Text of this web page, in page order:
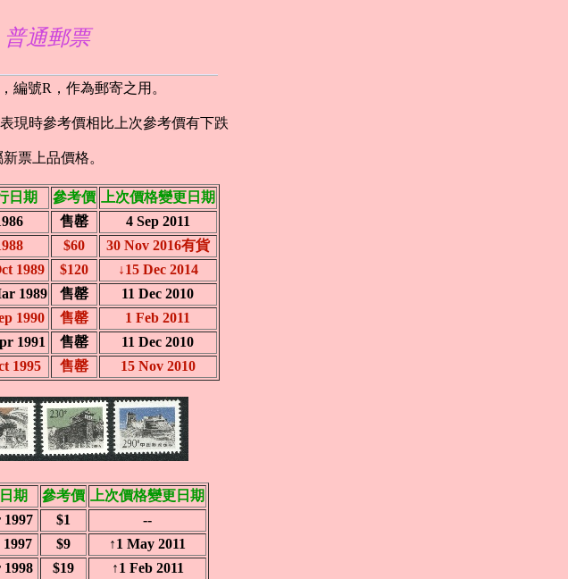
普通郵票
編號R，作為郵寄之用。
現時參考價相比上次參考價有下跌
票上品價格。
日期 參考價
上次價格變更日期
售罄
4 Sep 2011
$60
30 Nov 2016有貨
1989 $120
↓15 Dec 2014
1989 售罄
11 Dec 2010
1990 售罄
1 Feb 2011
1991 售罄
11 Dec 2010
1995 售罄 15 Nov 2010
期 參考價
上次價格變更日期
$1
--
1997 $9
↑1 May 2011
$19
↑1 Feb 2011